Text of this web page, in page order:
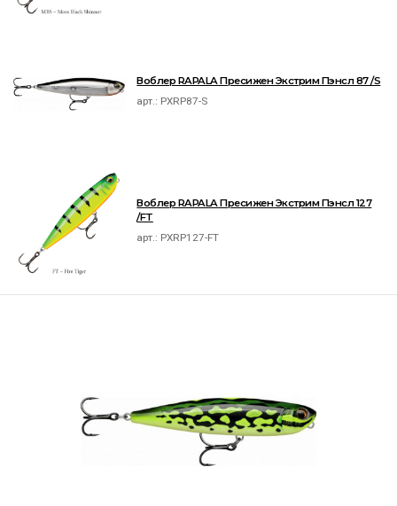
Воблер RAPALA Пресижен Экстрим Пэнсл 87 /S
арт.: PXRP87-S
Воблер RAPALA Пресижен Экстрим Пэнсл 127
/FT
арт.: PXRP127-FT